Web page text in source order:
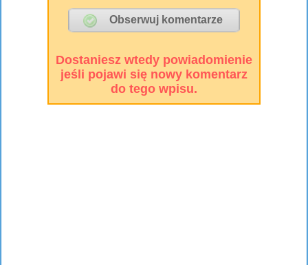
Dostaniesz wtedy powiadomienie
jeśli pojawi się nowy komentarz
do tego wpisu.